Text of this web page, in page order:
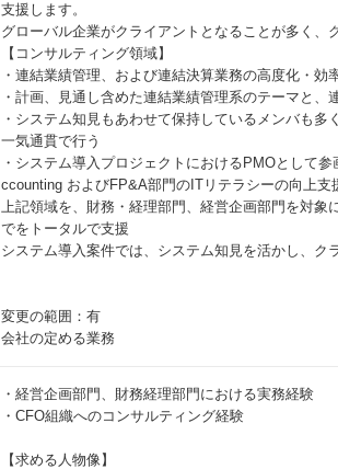
支援します。
グローバル企業がクライアントとなることが多く、
【コンサルティング領域】
・連結業績管理、および連結決算業務の高度化・効
・計画、見通し含めた連結業績管理系のテーマと、
・システム知見もあわせて保持しているメンバも
一気通貫で行う
・システム導入プロジェクトにおけるPMOとして
ccounting およびFP&A部門のITリテラシーの向上支
上記領域を、財務・経理部門、経営企画部門を対象
でをトータルで支援
システム導入案件では、システム知見を活かし、
変更の範囲：有
会社の定める業務
・経営企画部門、財務経理部門における実務経験
・CFO組織へのコンサルティング経験
【求める人物像】